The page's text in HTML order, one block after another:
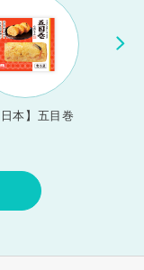
日本】五目巻